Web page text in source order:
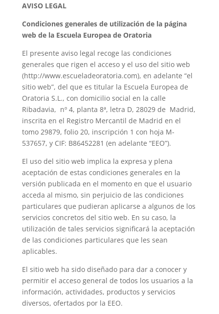
AVISO LEGAL
Condiciones generales de utilización de la página
web de la Escuela Europea de Oratoria
El presente aviso legal recoge las condiciones
generales que rigen el acceso y el uso del sitio web
(http://www.escueladeoratoria.com), en adelante “el
sitio web”, del que es titular la Escuela Europea de
Oratoria S.L., con domicilio social en la calle
Ribadavia, nº 4, planta 8ª, letra D, 28029 de Madrid,
inscrita en el Registro Mercantil de Madrid en el
tomo 29879, folio 20, inscripción 1 con hoja M-
537657, y CIF: B86452281 (en adelante “EEO”).
El uso del sitio web implica la expresa y plena
aceptación de estas condiciones generales en la
versión publicada en el momento en que el usuario
acceda al mismo, sin perjuicio de las condiciones
particulares que pudieran aplicarse a algunos de los
servicios concretos del sitio web. En su caso, la
utilización de tales servicios significará la aceptación
de las condiciones particulares que les sean
aplicables.
El sitio web ha sido diseñado para dar a conocer y
permitir el acceso general de todos los usuarios a la
información, actividades, productos y servicios
diversos, ofertados por la EEO.